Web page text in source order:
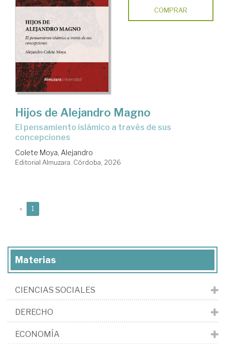
COMPRAR
Hijos de Alejandro Magno
el pensamiento islámico a través de sus
concepciones
Colete Moya, Alejandro
Editorial Almuzara. Córdoba, 2026
« 1
Materias
CIENCIAS SOCIALES
DERECHO
ECONOMÍA